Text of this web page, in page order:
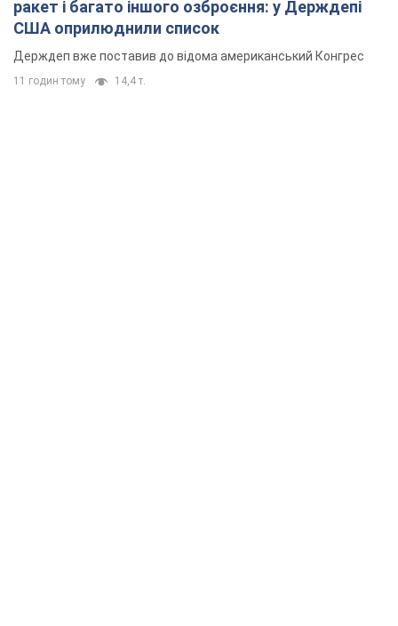
ракет і багато іншого озброєння: у Держдепі
США оприлюднили список
Держдеп вже поставив до відома американський Конгрес
11 годин тому 14,4 т.